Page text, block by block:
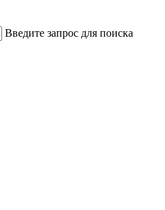
Введите запрос для поиска